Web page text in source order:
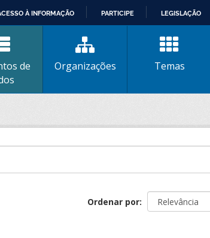
À INFORMAÇÃO PARTICIPE LEGISLAÇÃO
de
Organizações Temas
Ordenar por